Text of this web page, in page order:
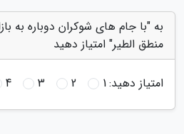
به "با جام های شوکران دوباره به
منطق الطیر" امتیاز دهید
امتیاز دهید:1
2
3
4